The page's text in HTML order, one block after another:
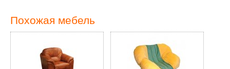
Похожая мебель